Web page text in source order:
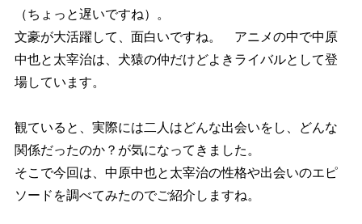
（ちょっと遅いですね）。
文豪が大活躍して、面白いですね。 アニメの中で中原
中也と太宰治は、犬猿の仲だけどよきライバルとして登
場しています。
観ていると、実際には二人はどんな出会いをし、どんな
関係だったのか？が気になってきました。
そこで今回は、中原中也と太宰治の性格や出会いのエピ
ソードを調べてみたのでご紹介しますね。